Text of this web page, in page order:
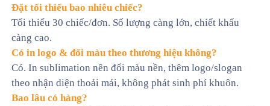
Đặt tối thiểu bao nhiêu chiếc?
Tối thiểu 30 chiếc/đơn. Số lượng càng lớn, chiết khấu
càng cao.
Có in logo & đổi màu theo thương hiệu không?
Có. In sublimation nên đổi màu nền, thêm logo/slogan
theo nhận diện thoải mái, không phát sinh phí khuôn.
Bao lâu có hàng?